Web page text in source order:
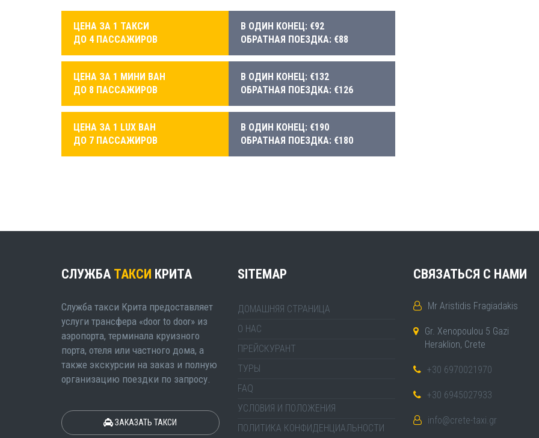
ЦЕНА ЗА 1 ТАКСИ
ДО 4 ПАССАЖИРОВ
В ОДИН КОНЕЦ: €92
ОБРАТНАЯ ПОЕЗДКА: €88
ЦЕНА ЗА 1 МИНИ ВАН
ДО 8 ПАССАЖИРОВ
В ОДИН КОНЕЦ: €132
ОБРАТНАЯ ПОЕЗДКА: €126
ЦЕНА ЗА 1 LUX ВАН
ДО 7 ПАССАЖИРОВ
В ОДИН КОНЕЦ: €190
ОБРАТНАЯ ПОЕЗДКА: €180
СЛУЖБА ТАКСИ КРИТА
Служба такси Крита предоставляет
услуги трансфера «door to door» из
аэропорта, терминала круизного
порта, отеля или частного дома, а
также экскурсии на заказ и полную
организацию поездки по запросу.
ЗАКАЗАТЬ ТАКСИ
SITEMAP
ДОМАШНЯЯ СТРАНИЦА
О НАС
ПРЕЙСКУРАНТ
ТУРЫ
FAQ
УСЛОВИЯ И ПОЛОЖЕНИЯ
ПОЛИТИКА КОНФИДЕНЦИАЛЬНОСТИ
СВЯЗАТЬСЯ С НАМИ
Mr Aristidis Fragiadakis
Gr. Xenopoulou 5 Gazi
Heraklion, Crete
+30 6970021970
+30 6945027933
info@crete-taxi.gr